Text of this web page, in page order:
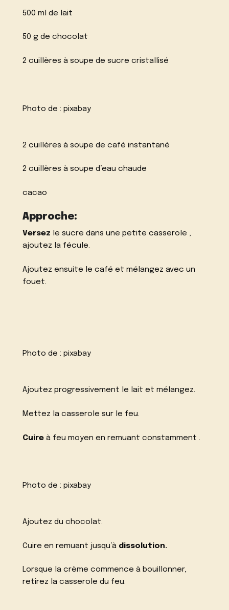
500 ml de lait
50 g de chocolat
2 cuillères à soupe de sucre cristallisé
Photo de :pixabay
2 cuillères à soupe de café instantané
2 cuillères à soupe d’eau chaude
cacao
Approche:
Versez le sucre dans une petite casserole ,
ajoutez la fécule.
Ajoutez ensuite le café et mélangez avec un
fouet.
Photo de :pixabay
Ajoutez progressivement le lait et mélangez.
Mettez la casserole sur le feu.
Cuire à feu moyen en remuant constamment .
Photo de :pixabay
Ajoutez du chocolat.
Cuire en remuant jusqu’à dissolution.
Lorsque la crème commence à bouillonner,
retirez la casserole du feu.